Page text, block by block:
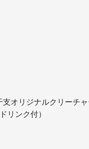
オリジナルクリーチ
リンク付）